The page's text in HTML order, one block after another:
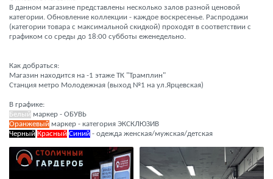
В данном магазине представлены несколько залов разной ценовой
категории. Обновление коллекции - каждое воскресенье. Распродажи
(категории товара с максимальной скидкой) проходят в соответствии с
графиком со среды до 18:00 субботы еженедельно.
Как добраться:
Магазин находится на -1 этаже ТК "Трамплин"
Станция метро Молодежная (выход №1 на ул.Ярцевская)
В графике:
Белый маркер - ОБУВЬ
Оранжевый маркер - категория ЭКСКЛЮЗИВ
Черный Красный Синий - одежда женская/мужская/детская